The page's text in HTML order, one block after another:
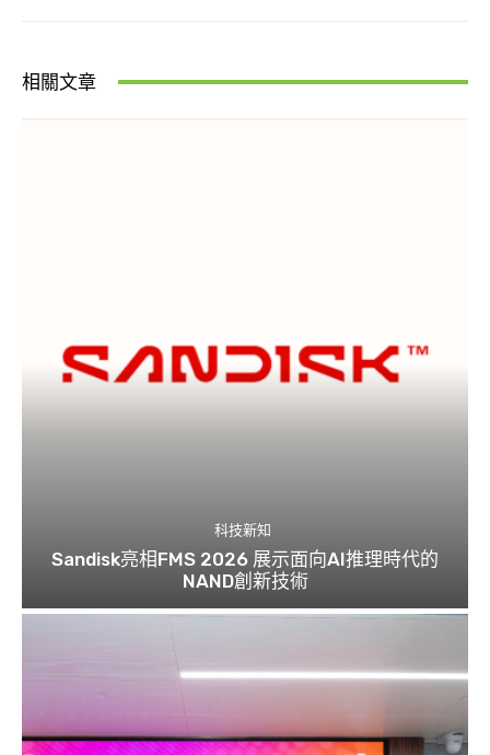
相關文章
科技新知
Sandisk亮相FMS 2026 展示面向AI推理時代的
NAND創新技術